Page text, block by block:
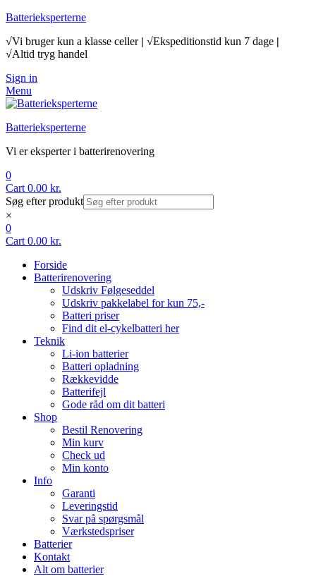
Batterieksperterne
√Vi bruger kun a klasse celler | √Ekspeditionstid kun 7 dage |
√Altid tryg handel
Sign in
Menu
Batterieksperterne
Vi er eksperter i batterirenovering
0
Cart 0.00 kr.
Søg efter produkt
×
0
Cart 0.00 kr.
Forside
Batterirenovering
Udskriv Følgeseddel
Udskriv pakkelabel for kun 75,-
Batteri priser
Find dit el-cykelbatteri her
Teknik
Li-ion batterier
Batteri opladning
Rækkevidde
Batterifejl
Gode råd om dit batteri
Shop
Bestil Renovering
Min kurv
Check ud
Min konto
Info
Garanti
Leveringstid
Svar på spørgsmål
Værkstedspriser
Batterier
Kontakt
Alt om batterier